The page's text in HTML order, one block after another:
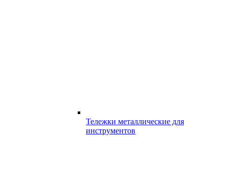
Тележки металлические для
инструментов